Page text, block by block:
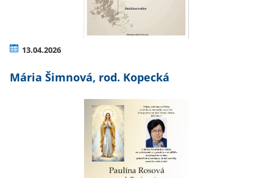
13.04.2026
Mária Šimnová, rod. Kopecká